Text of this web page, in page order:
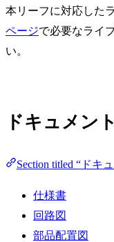
本リーフに対応した
ページで必要なライ
い。
ドキュメント
Section titled “ドキ
仕様書
回路図
部品配置図